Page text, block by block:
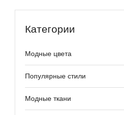
Категории
Модные цвета
Популярные стили
Модные ткани